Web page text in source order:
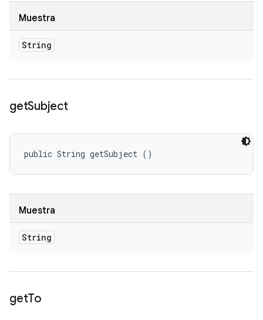
Muestra
String
getSubject
public String getSubject ()
Muestra
String
getTo